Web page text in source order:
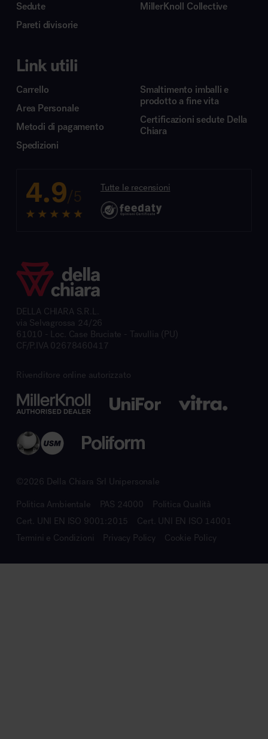
Sedute
Pareti divisorie
MillerKnoll Collective
Link utili
Carrello
Area Personale
Metodi di pagamento
Spedizioni
Smaltimento imballi e
prodotto a fine vita
Certificazioni sedute Della
Chiara
4.9/5 Tutte le recensioni
DELLA CHIARA S.R.L.
via Selvagrossa 24/26
61010 - Loc. Case Bruciate - Tavullia (PU)
CF/P.IVA 02678460417
Rivenditore online autorizzato
©2026 Della Chiara Srl Unipersonale
Politica Ambientale PAS 24000
Politica Qualità
Cert. UNI EN ISO 9001:2015
Cert. UNI EN ISO 14001
Termini e Condizioni
Privacy Policy Cookie Policy